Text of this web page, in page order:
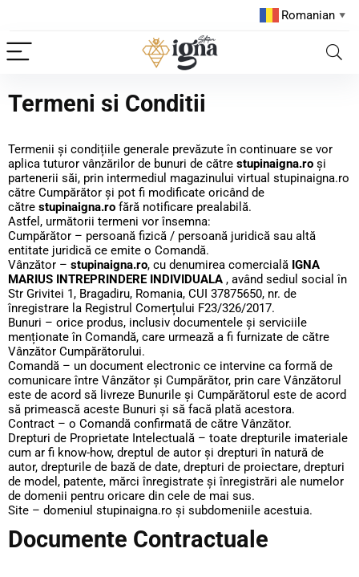
Romanian ▼
Termeni si Conditii
Termenii și condițiile generale prevăzute în continuare se vor
aplica tuturor vânzărilor de bunuri de către stupinaigna.ro și
partenerii săi, prin intermediul magazinului virtual stupinaigna.ro
către Cumpărător și pot fi modificate oricând de
către stupinaigna.ro fără notificare prealabilă.
Astfel, următorii termeni vor însemna:
Cumpărător – persoană fizică / persoană juridică sau altă
entitate juridică ce emite o Comandă.
Vânzător – stupinaigna.ro, cu denumirea comercială IGNA
MARIUS INTREPRINDERE INDIVIDUALA , având sediul social în
Str Grivitei 1, Bragadiru, Romania, CUI 37875650, nr. de
înregistrare la Registrul Comerțului F23/326/2017.
Bunuri – orice produs, inclusiv documentele și serviciile
menționate în Comandă, care urmează a fi furnizate de către
Vânzător Cumpărătorului.
Comandă – un document electronic ce intervine ca formă de
comunicare între Vânzător și Cumpărător, prin care Vânzătorul
este de acord să livreze Bunurile și Cumpărătorul este de acord
să primească aceste Bunuri și să facă plată acestora.
Contract – o Comandă confirmată de către Vânzător.
Drepturi de Proprietate Intelectuală – toate drepturile imateriale
cum ar fi know-how, dreptul de autor și drepturi în natură de
autor, drepturile de bază de date, drepturi de proiectare, drepturi
de model, patente, mărci înregistrate și înregistrări ale numelor
de domenii pentru oricare din cele de mai sus.
Site – domeniul stupinaigna.ro și subdomeniile acestuia.
Documente Contractuale